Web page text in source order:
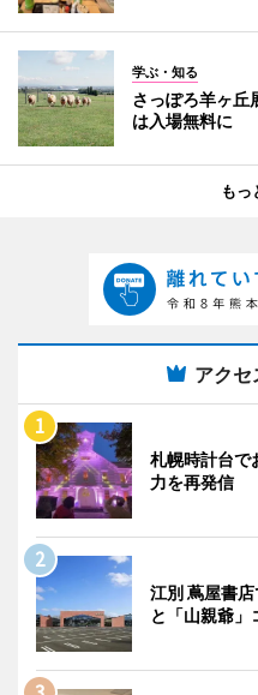
学ぶ・知る
さっぽろ羊ヶ
は入場無料に
もっ
アクセ
札幌時計台
力を再発信
江別 蔦屋書
と「山親爺」